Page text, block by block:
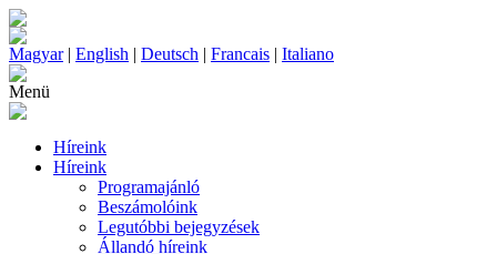
Magyar| English | Deutsch | Francais | Italiano
Menü
Híreink
Híreink
Programajánló
Beszámolóink
Legutóbbi bejegyzések
Állandó híreink